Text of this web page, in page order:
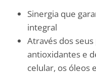
Sinergia que
integral
Através dos
antioxidantes e
celular, os óleos